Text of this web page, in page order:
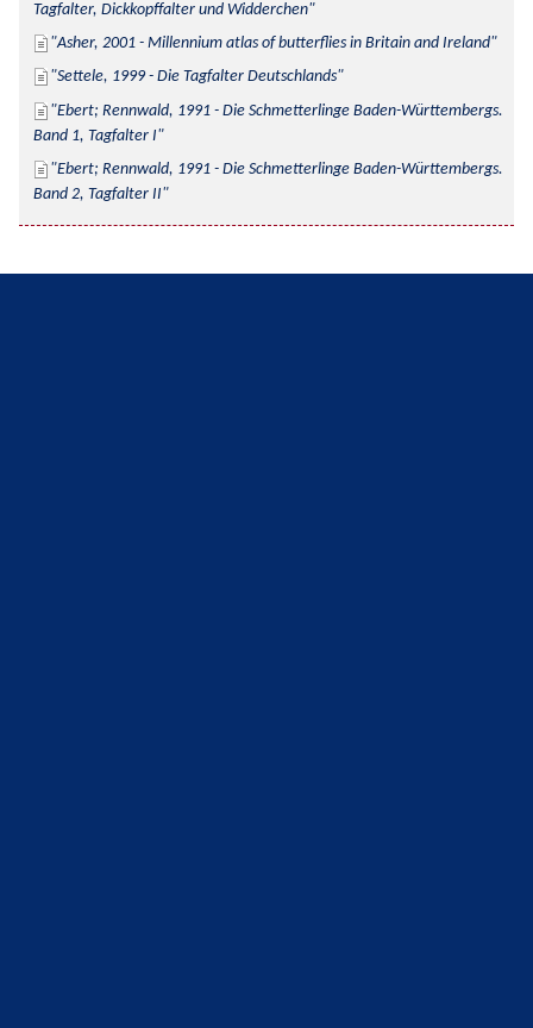
Tagfalter, Dickkopffalter und Widderchen
Asher, 2001 - Millennium atlas of butterflies in Britain and Ireland
Settele, 1999 - Die Tagfalter Deutschlands
Ebert; Rennwald, 1991 - Die Schmetterlinge Baden-Württembergs.
Band 1, Tagfalter I
Ebert; Rennwald, 1991 - Die Schmetterlinge Baden-Württembergs.
Band 2, Tagfalter II